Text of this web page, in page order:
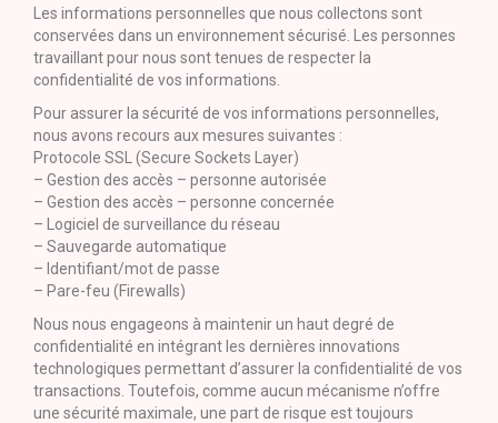
Les informations personnelles que nous collectons sont
conservées dans un environnement sécurisé. Les personnes
travaillant pour nous sont tenues de respecter la
confidentialité de vos informations.
Pour assurer la sécurité de vos informations personnelles,
nous avons recours aux mesures suivantes :
Protocole SSL (Secure Sockets Layer)
– Gestion des accès – personne autorisée
– Gestion des accès – personne concernée
– Logiciel de surveillance du réseau
– Sauvegarde automatique
– Identifiant/mot de passe
– Pare-feu (Firewalls)
Nous nous engageons à maintenir un haut degré de
confidentialité en intégrant les dernières innovations
technologiques permettant d’assurer la confidentialité de vos
transactions. Toutefois, comme aucun mécanisme n’offre
une sécurité maximale, une part de risque est toujours